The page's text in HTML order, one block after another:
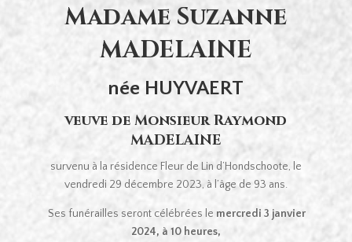
Madame Suzanne
MADELAINE
née HUYVAERT
veuve de Monsieur Raymond
MADELAINE
survenu à la résidence Fleur de Lin d’Hondschoote, le
vendredi 29 décembre 2023, à l’âge de 93 ans.
Ses funérailles seront célébrées le mercredi 3 janvier
2024, à 10 heures,